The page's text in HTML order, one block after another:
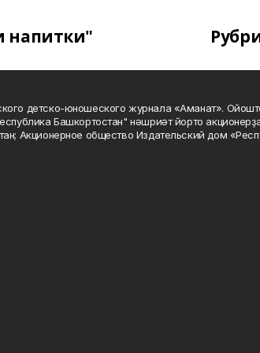
напитки"
детско-юношеского журнала «Аманат».
Башкортостан" нәшриәт йорто
Акционерное общество Издательский дом